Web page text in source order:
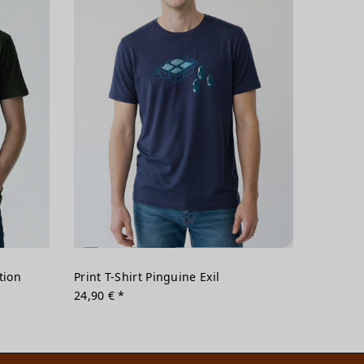
Print T-Shirt Pinguine Exil
24,90 € *